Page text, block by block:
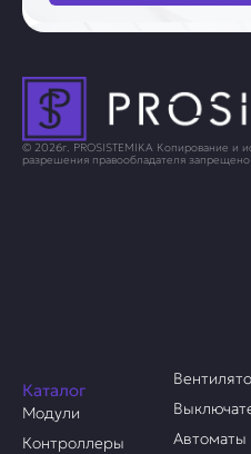
© 2026г. PROSISTEMIKA Копирование и
разрешения правообладателя запрещено
Каталог
Модули
Контроллеры
Автоматы